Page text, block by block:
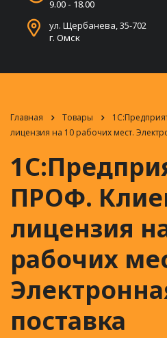
9.00 - 18.00
ул. Щербанева, 35-702
г. Омск
Главная Товары
лицензия на 10 рабочих мест.
ПРОФ.
лицензия
рабочих
поставка